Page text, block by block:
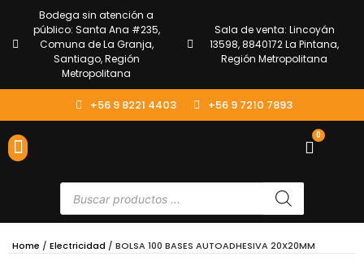
Bodega sin atención a
público: Santa Ana #235,
Comuna de La Granja,
Santiago, Región
Metropolitana
Sala de venta: Lincoyán
13598, 8840172 La Pintana,
Región Metropolitana
+56 9 8221 4403 +56 9 7210 7893
0
Home / Electricidad / BOLSA 100 BASES AUTOADHESIVA 20X20MM